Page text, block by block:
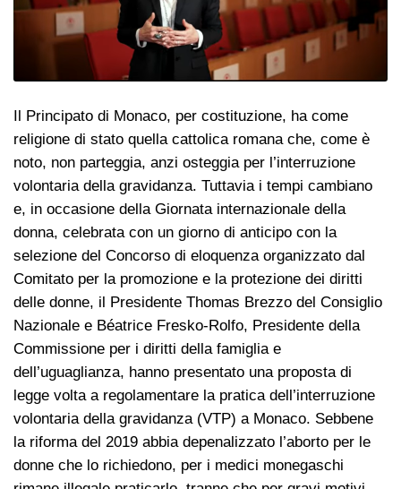
Il Principato di Monaco, per costituzione, ha come
religione di stato quella cattolica romana che, come è
noto, non parteggia, anzi osteggia per l’interruzione
volontaria della gravidanza. Tuttavia i tempi cambiano
e, in occasione della Giornata internazionale della
donna, celebrata con un giorno di anticipo con la
selezione del Concorso di eloquenza organizzato dal
Comitato per la promozione e la protezione dei diritti
delle donne, il Presidente Thomas Brezzo del Consiglio
Nazionale e Béatrice Fresko-Rolfo, Presidente della
Commissione per i diritti della famiglia e
dell’uguaglianza, hanno presentato una proposta di
legge volta a regolamentare la pratica dell’interruzione
volontaria della gravidanza (VTP) a Monaco. Sebbene
la riforma del 2019 abbia depenalizzato l’aborto per le
donne che lo richiedono, per i medici monegaschi